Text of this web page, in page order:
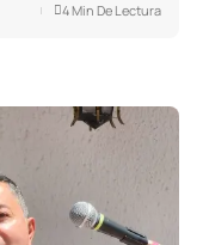
4 Min De Lectura